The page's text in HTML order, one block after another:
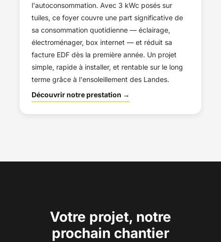
l'autoconsommation. Avec 3 kWc posés sur
tuiles, ce foyer couvre une part significative de
sa consommation quotidienne — éclairage,
électroménager, box internet — et réduit sa
facture EDF dès la première année. Un projet
simple, rapide à installer, et rentable sur le long
terme grâce à l'ensoleillement des Landes.
Découvrir notre prestation →
Votre projet, notre
prochain chantier